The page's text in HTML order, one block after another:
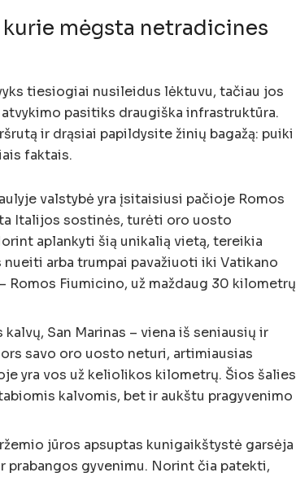
mėgsta netradicines
tiesiogiai nusileidus lėktuvu, tačiau jos
pasitiks draugiška infrastruktūra.
ir drąsiai papildysite žinių bagažą: puiki
faktais.
valstybė yra įsitaisiusi pačioje Romos
Italijos sostinės, turėti oro uosto
aplankyti šią unikalią vietą, tereikia
arba trumpai pavažiuoti iki Vatikano
Romos Fiumicino, už maždaug 30 kilometrų
San Marinas – viena iš seniausių ir
savo oro uosto neturi, artimiausias
yra vos už keliolikos kilometrų. Šios šalies
kalvomis, bet ir aukštu pragyvenimo
jūros apsuptas kunigaikštystė garsėja
gyvenimu. Norint čia patekti,